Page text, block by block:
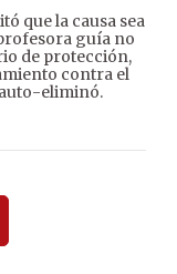
que la causa sea
guía no
de protección,
contra el
auto-eliminó.